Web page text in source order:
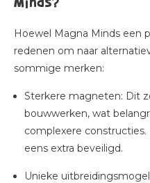
Hoewel Magna Minds een
redenen om naar
sommige merken:
Sterkere magneten: Dit
bouwwerken, wat
complexere
eens extra beveiligd.
Unieke